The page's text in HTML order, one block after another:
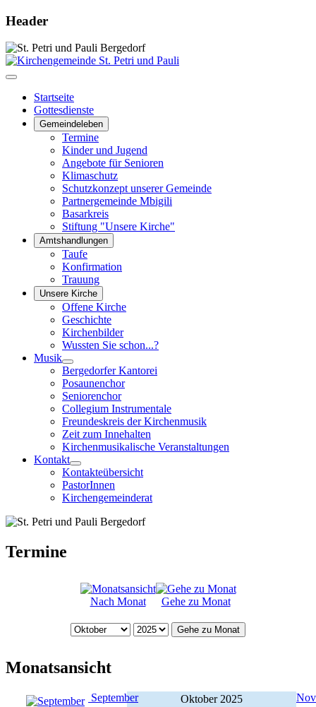
Header
Startseite
Gottesdienste
Gemeindeleben
Termine
Kinder und Jugend
Angebote für Senioren
Klimaschutz
Schutzkonzept unserer Gemeinde
Partnergemeinde Mbigili
Basarkreis
Stiftung "Unsere Kirche"
Amtshandlungen
Taufe
Konfirmation
Trauung
Unsere Kirche
Offene Kirche
Geschichte
Kirchenbilder
Wussten Sie schon...?
Musik
Bergedorfer Kantorei
Posaunenchor
Seniorenchor
Collegium Instrumentale
Freundeskreis der Kirchenmusik
Zeit zum Innehalten
Kirchenmusikalische Veranstaltungen
Kontakt
Kontakteübersicht
PastorInnen
Kirchengemeinderat
Termine
Nach Monat Gehe zu Monat
Gehe zu Monat
Monatsansicht
September Oktober 2025